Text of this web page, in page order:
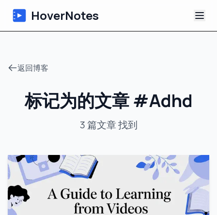
HoverNotes
AI 视频笔记
教程
返回博客
标记为的文章#Adhd
3篇文章找到